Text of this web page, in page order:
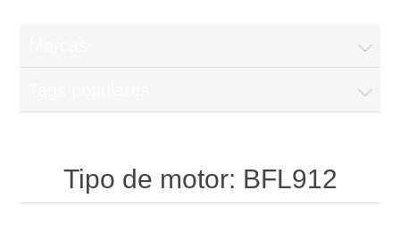
Tipo de motor: BFL912